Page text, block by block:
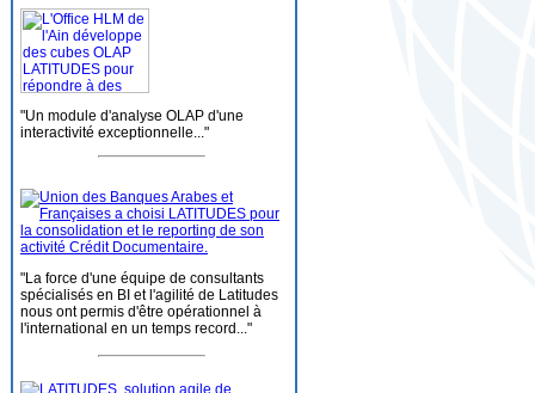
"Un module d'analyse OLAP d'une
interactivité exceptionnelle..."
"La force d'une équipe de consultants
spécialisés en BI et l'agilité de Latitudes
nous ont permis d'être opérationnel à
l'international en un temps record..."